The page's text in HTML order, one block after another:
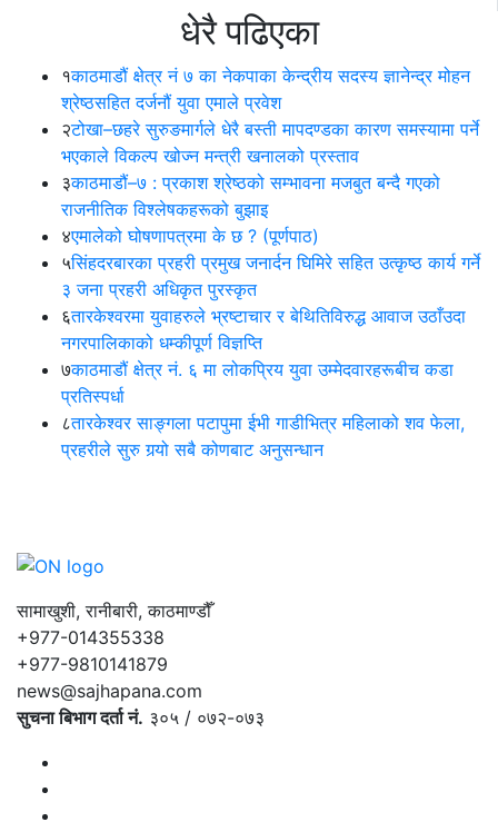
धेरै पढिएका
१काठमाडौं क्षेत्र नं ७ का नेकपाका केन्द्रीय सदस्य ज्ञानेन्द्र मोहन
श्रेष्ठसहित दर्जनौं युवा एमाले प्रवेश
२टोखा–छहरे सुरुङमार्गले धेरै बस्ती मापदण्डका कारण समस्यामा पर्ने
भएकाले विकल्प खोज्न मन्त्री खनालको प्रस्ताव
३काठमाडौं–७ : प्रकाश श्रेष्ठको सम्भावना मजबुत बन्दै गएको
राजनीतिक विश्लेषकहरूको बुझाइ
४एमालेको घोषणापत्रमा के छ ? (पूर्णपाठ)
५सिंहदरबारका प्रहरी प्रमुख जनार्दन घिमिरे सहित उत्कृष्ठ कार्य गर्ने
३ जना प्रहरी अधिकृत पुरस्कृत
६तारकेश्वरमा युवाहरुले भ्रष्टाचार र बेथितिविरुद्ध आवाज उठाँउदा
नगरपालिकाको धम्कीपूर्ण विज्ञप्ति
७काठमाडौं क्षेत्र नं. ६ मा लोकप्रिय युवा उम्मेदवारहरूबीच कडा
प्रतिस्पर्धा
८तारकेश्वर साङ्गला पटापुमा ईभी गाडीभित्र महिलाको शव फेला,
प्रहरीले सुरु गर्‍यो सबै कोणबाट अनुसन्धान
सामाखुशी, रानीबारी, काठमाण्डौँ
+977-014355338
+977-9810141879
news@sajhapana.com
सुचना बिभाग दर्ता नं. ३०५ / ०७२-०७३